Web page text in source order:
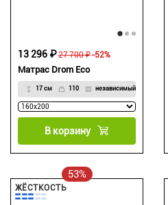
Матрас Drom Eco
17 см 110 независимый
27 700 ₽
13 296 ₽ -52%
В корзину
53%
ЖЁСТКОСТЬ